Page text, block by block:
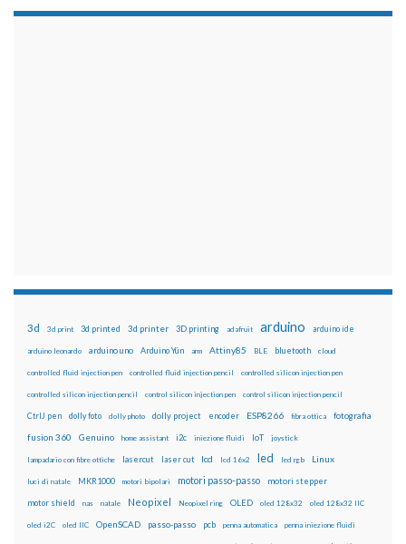
3d 3d print 3d printed 3d printer 3D printing adafruit arduino arduino ide
arduino leonardo arduino uno Arduino Yún arm Attiny85 BLE bluetooth cloud
controlled fluid injection pen controlled fluid injection pencil controlled silicon injection pen
controlled silicon injection pencil control silicon injection pen control silicon injection pencil
CtrlJ pen dolly foto dolly photo dolly project encoder ESP8266 fibra ottica fotografia
fusion 360 Genuino home assistant i2c iniezione fluidi IoT joystick
lampadario con fibre ottiche lasercut laser cut lcd lcd 16x2 led led rgb Linux
luci di natale MKR1000 motori bipolari motori passo-passo motori stepper
motor shield nas natale Neopixel Neopixel ring OLED oled 128x32 oled 128x32 IIC
oled i2C oled IIC OpenSCAD passo-passo pcb penna automatica penna iniezione fluidi